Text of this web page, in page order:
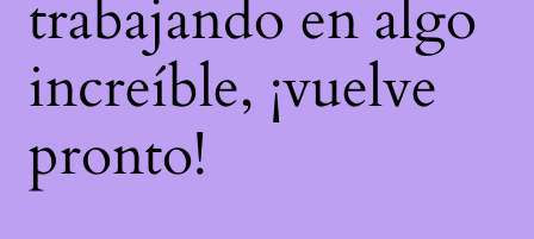
trabajando en algo
increíble, ¡vuelve
pronto!